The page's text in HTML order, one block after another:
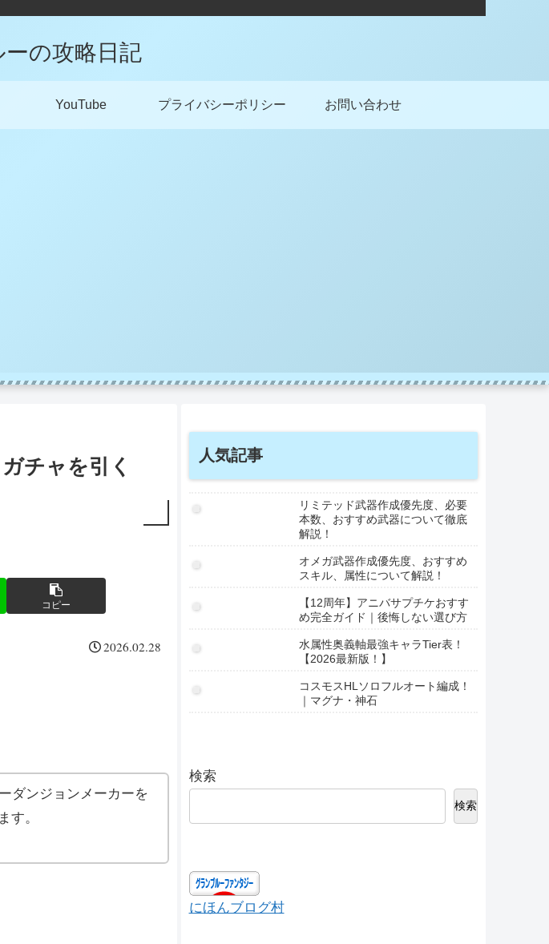
YouTube プライバシーポリシー お問い合わせ
チャを引く
コピー
2026.02.28
ダンジョンメーカーを
す。
人気記事
リミテッド武器作成優先度、必要
本数、おすすめ武器について徹底
解説！
オメガ武器作成優先度、おすすめ
スキル、属性について解説！
【12周年】アニバサプチケおすす
め完全ガイド｜後悔しない選び方
水属性奥義軸最強キャラTier表！
【2026最新版！】
コスモスHLソロフルオート編成！
｜マグナ・神石
検索
検索
にほんブログ村